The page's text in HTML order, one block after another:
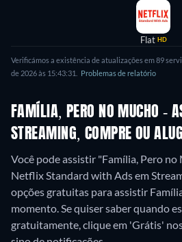
Flat HD
Verificámos a existência de atualizações em 89
de 2026 às 15:43:31.
Problemas de relatório
FAMÍLIA, PERO NO MUCHO -
STREAMING, COMPRE OU
Você pode assistir "Família, Pero
Netflix Standard with Ads em
opções gratuitas para assistir
momento. Se quiser saber quando
gratuitamente, clique em 'Grátis'